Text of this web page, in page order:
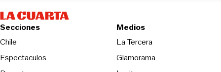
Secciones
Chile
Espectaculos
Medios
La TerceraOpens in new
Glamorama